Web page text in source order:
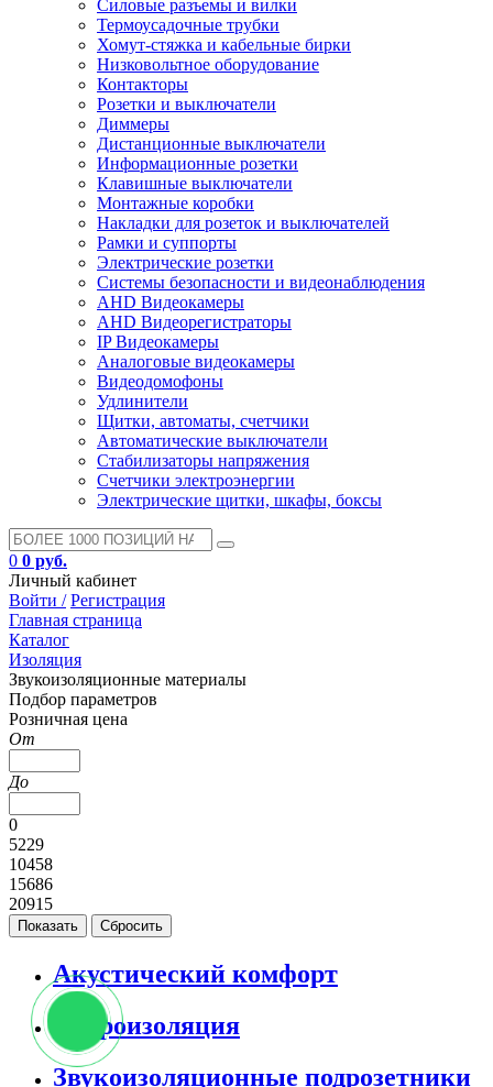
Силовые разъемы и вилки
Термоусадочные трубки
Хомут-стяжка и кабельные бирки
Низковольтное оборудование
Контакторы
Розетки и выключатели
Диммеры
Дистанционные выключатели
Информационные розетки
Клавишные выключатели
Монтажные коробки
Накладки для розеток и выключателей
Рамки и суппорты
Электрические розетки
Системы безопасности и видеонаблюдения
AHD Видеокамеры
AHD Видеорегистраторы
IP Видеокамеры
Аналоговые видеокамеры
Видеодомофоны
Удлинители
Щитки, автоматы, счетчики
Автоматические выключатели
Стабилизаторы напряжения
Счетчики электроэнергии
Электрические щитки, шкафы, боксы
0 0 руб.
Личный кабинет
Войти / Регистрация
Главная страница
Каталог
Изоляция
Звукоизоляционные материалы
Подбор параметров
Розничная цена
От
До
0
5229
10458
15686
20915
Акустический комфорт
Виброизоляция
Звукоизоляционные подрозетники